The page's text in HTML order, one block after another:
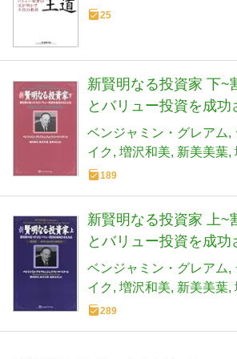
25
新賢明なる投資家 下~
とバリュー投資を成功
訂版――現代に合わせ
ベンジャミン・グレアム
イク 増沢和美 新美美葉
189
新賢明なる投資家 上~
とバリュー投資を成功
訂版――現代に合わせ
ベンジャミン・グレアム
イク 増沢和美 新美美葉
289